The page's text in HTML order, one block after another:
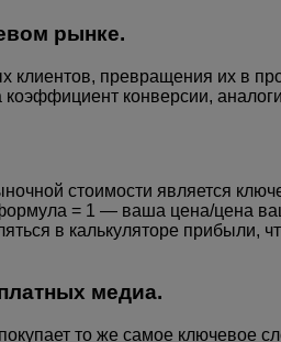
рынке.
превращения их в
конверсии,
стоимости является
= 1 — ваша цена/цена
в калькуляторе прибыли,
медиа.
то же самое ключевое